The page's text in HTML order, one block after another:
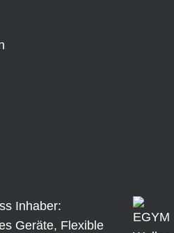
Inhaber:
Geräte, Flexible